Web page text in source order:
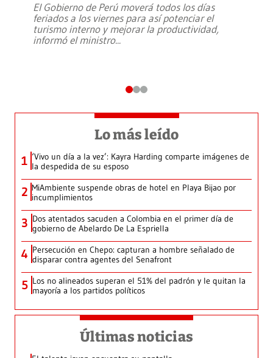
El Gobierno de Perú moverá todos los días
feriados a los viernes para así potenciar el
turismo interno y mejorar la productividad,
informó el ministro...
Lo más leído
1 ‘Vivo un día a la vez’: Kayra Harding comparte imágenes de
la despedida de su esposo
2 MiAmbiente suspende obras de hotel en Playa Bijao por
incumplimientos
3 Dos atentados sacuden a Colombia en el primer día de
gobierno de Abelardo De La Espriella
4 Persecución en Chepo: capturan a hombre señalado de
disparar contra agentes del Senafront
5 Los no alineados superan el 51% del padrón y le quitan la
mayoría a los partidos políticos
Últimas noticias